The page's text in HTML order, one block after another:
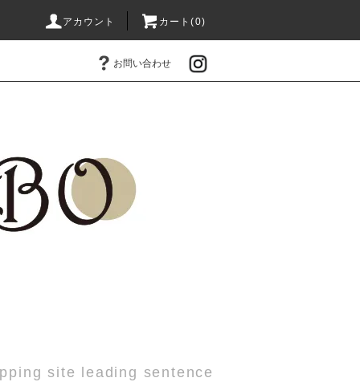
アカウント カート(0)
お問い合わせ
site leading sentence